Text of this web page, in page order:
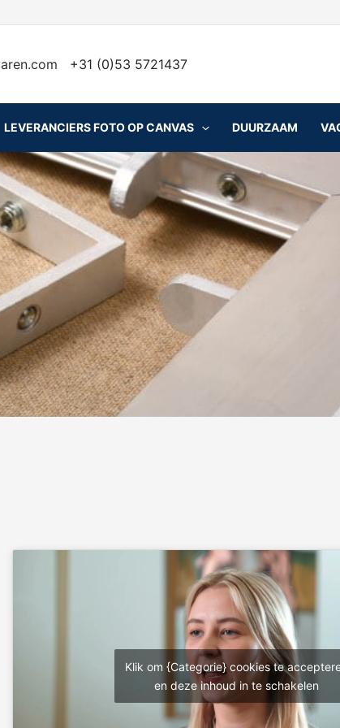
+31 (0)53 5721437
LEVERANCIERS FOTO OP CANVAS DUURZAAM
Klik om {Categorie} cookies te
en deze inhoud in te schakelen